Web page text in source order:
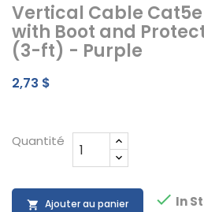
Vertical Cable
with Boot and
(3-ft) - Purple
2,73 $
Quantité
 Ajouter au panier  In